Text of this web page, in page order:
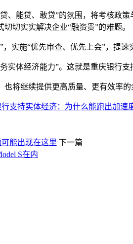
、能贷、敢贷”的氛围，将考核政
切实实解决企业“融资贵”的难题。
实施“优先审查、优先上会”，提
体经济能力”。这就是重庆银行支
将继续提供更高质量、更有效率的
支持实体经济：为什么能跑出加速
能出现在这里 下一篇
S在内